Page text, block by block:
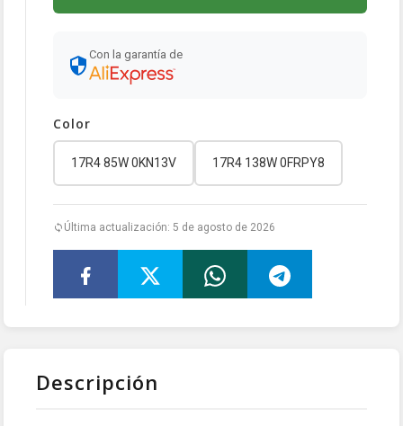
Con la garantía de
Color
17R4 85W 0KN13V 17R4 138W 0FRPY8
Última actualización: 5 de agosto de 2026
Descripción